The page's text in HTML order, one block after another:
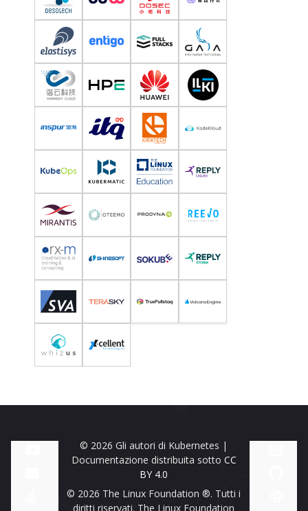
© 2026 Gli autori di Kubernetes |
Documentazione distribuita sotto CC
BY 4.0
© 2026 The Linux Foundation ®. Tutti i
diritti riservati. The Linux Foundation